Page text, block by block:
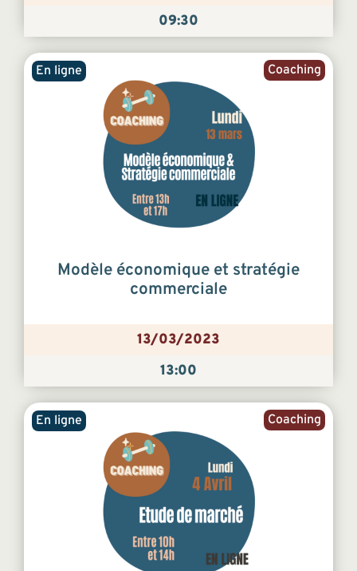
09:30
Coaching
En ligne
Modèle économique et stratégie
commerciale
13/03/2023
13:00
Coaching
En ligne